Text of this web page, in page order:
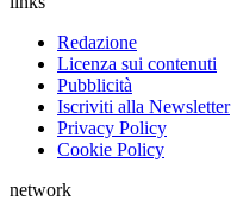
Redazione
Licenza sui contenuti
Pubblicità
Iscriviti alla Newsletter
Privacy Policy
Cookie Policy
network